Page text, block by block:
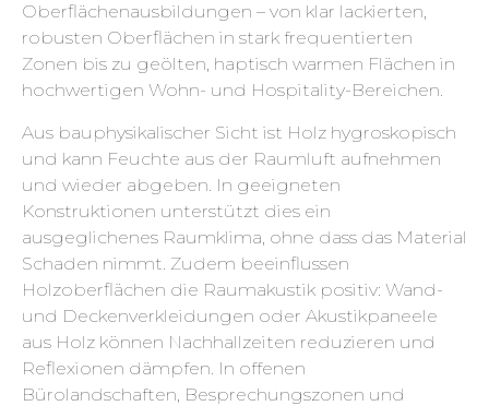
Oberflächenausbildungen – von klar lackierten,
robusten Oberflächen in stark frequentierten
Zonen bis zu geölten, haptisch warmen Flächen in
hochwertigen Wohn- und Hospitality-Bereichen.
Aus bauphysikalischer Sicht ist Holz hygroskopisch
und kann Feuchte aus der Raumluft aufnehmen
und wieder abgeben. In geeigneten
Konstruktionen unterstützt dies ein
ausgeglichenes Raumklima, ohne dass das Material
Schaden nimmt. Zudem beeinflussen
Holzoberflächen die Raumakustik positiv: Wand-
und Deckenverkleidungen oder Akustikpaneele
aus Holz können Nachhallzeiten reduzieren und
Reflexionen dämpfen. In offenen
Bürolandschaften, Besprechungszonen und